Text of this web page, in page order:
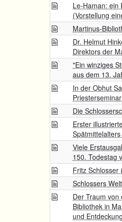
Le-Haman: ein
(Vorstellung
Martinus-
Dr. Helmut
Direktors der
"Ein winziges
aus dem 13.
In der Obhut
Die
Erster
Viele
150. Todestag
Fritz Schlosser
Schlossers
Der Traum
Bibliothek in
und